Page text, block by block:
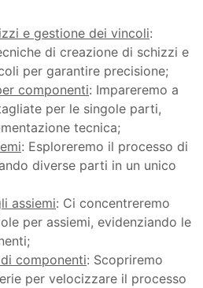
e gestione dei vincoli:
di creazione di schizzi e
per garantire precisione;
componenti: Impareremo a
per le singole parti,
tecnica;
: Esploreremo il processo di
diverse parti in un unico
assiemi: Ci concentreremo
per assiemi, evidenziando le
componenti: Scopriremo
per velocizzare il processo